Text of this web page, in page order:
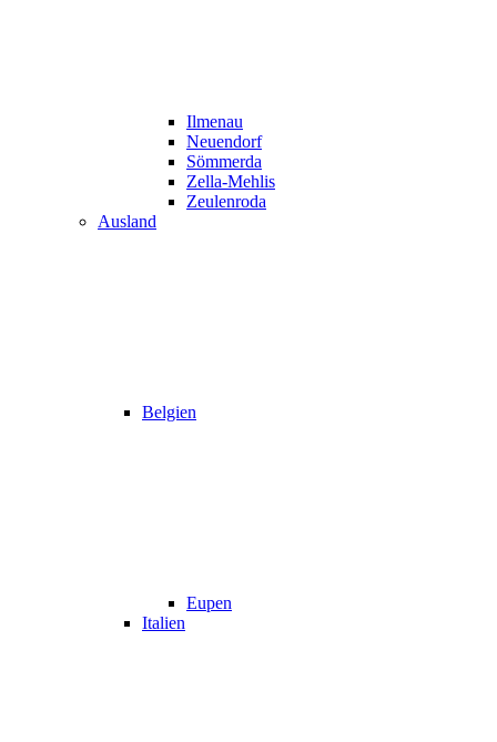
Ilmenau
Neuendorf
Sömmerda
Zella-Mehlis
Zeulenroda
Ausland
Belgien
Eupen
Italien